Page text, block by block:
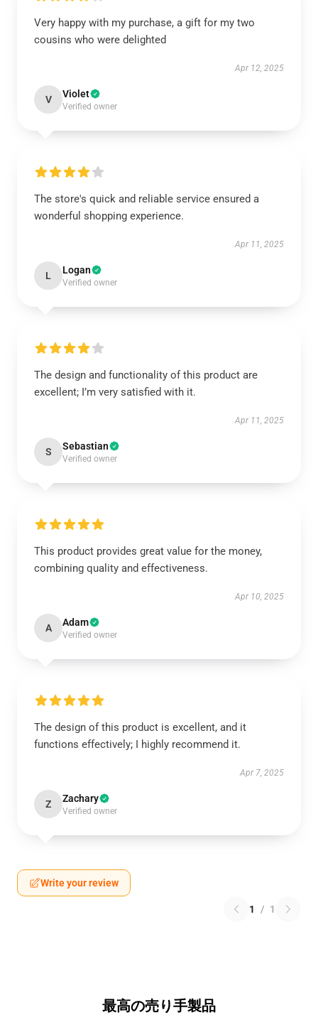
Very happy with my purchase, a gift for my two
cousins who were delighted
Apr 12, 2025
V Violet
Verified owner
The store's quick and reliable service ensured a
wonderful shopping experience.
Apr 11, 2025
L Logan
Verified owner
The design and functionality of this product are
excellent; I’m very satisfied with it.
Apr 11, 2025
S Sebastian
Verified owner
This product provides great value for the money,
combining quality and effectiveness.
Apr 10, 2025
A Adam
Verified owner
The design of this product is excellent, and it
functions effectively; I highly recommend it.
Apr 7, 2025
Z Zachary
Verified owner
Write your review
1 / 1
最高の売り手製品